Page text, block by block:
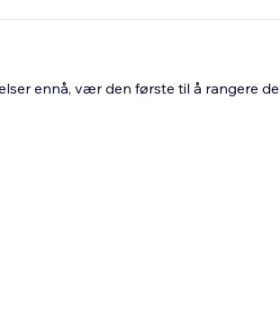
ennå, vær den første til å rangere